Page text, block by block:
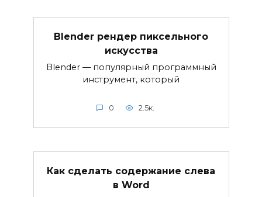
Blender рендер пиксельного
искусства
Blender — популярный программный
инструмент, который
0 2.5к.
Как сделать содержание слева
в Word